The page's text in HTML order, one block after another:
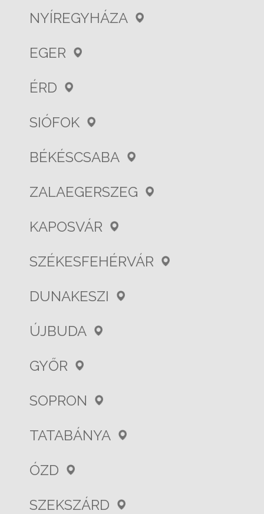
NYÍREGYHÁZA
EGER
ÉRD
SIÓFOK
BÉKÉSCSABA
ZALAEGERSZEG
KAPOSVÁR
SZÉKESFEHÉRVÁR
DUNAKESZI
ÚJBUDA
GYŐR
SOPRON
TATABÁNYA
ÓZD
SZEKSZÁRD